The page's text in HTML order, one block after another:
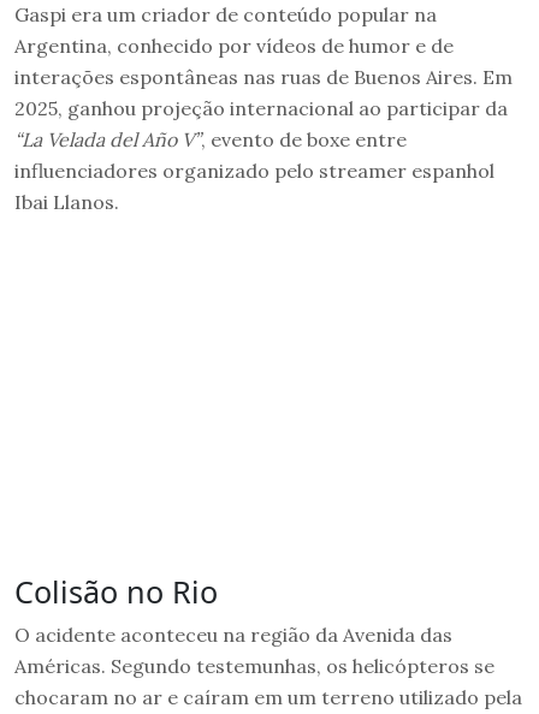
Gaspi era um criador de conteúdo popular na
Argentina, conhecido por vídeos de humor e de
interações espontâneas nas ruas de Buenos Aires. Em
2025, ganhou projeção internacional ao participar da
“La Velada del Año V”, evento de boxe entre
influenciadores organizado pelo streamer espanhol
Ibai Llanos.
Colisão no Rio
O acidente aconteceu na região da Avenida das
Américas. Segundo testemunhas, os helicópteros se
chocaram no ar e caíram em um terreno utilizado pela